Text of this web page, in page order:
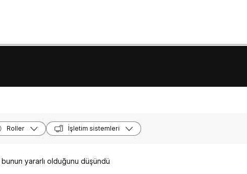
Roller İşletim sistemleri
yararlı olduğunu düşündü